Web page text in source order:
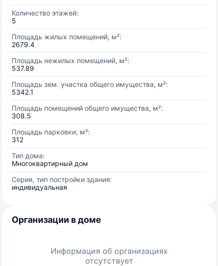
Количество этажей:
5
Площадь жилых помещений, м²:
2679.4
Площадь нежилых помещений, м²:
537.89
Площадь зем. участка общего имущества, м²:
5342.1
Площадь помещений общего имущества, м²:
308.5
Площадь парковки, м²:
312
Тип дома:
Многоквартирный дом
Серия, тип постройки здания:
индивидуальная
Организации в доме
Информация об организациях
отсутствует